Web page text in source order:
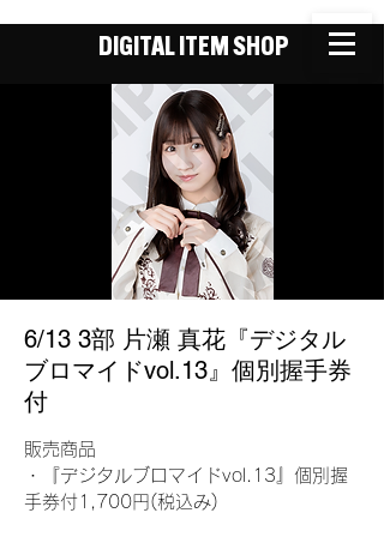
DIGITAL ITEM SHOP
6/13 3部 片瀬 真花『デジタル
ブロマイドvol.13』個別握手券
付
販売商品
・『デジタルブロマイドvol.13』個別握
手券付1,700円(税込み)